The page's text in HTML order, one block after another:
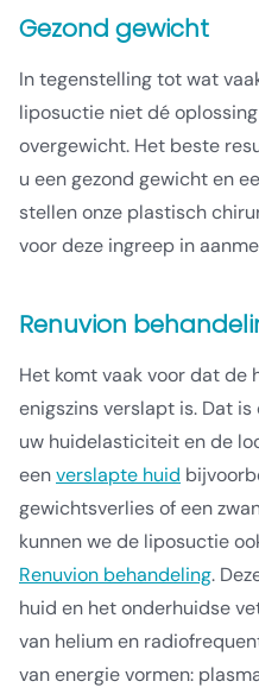
Gezond gewicht
In tegenstelling tot wat
liposuctie niet dé
overgewicht. Het beste
u een gezond gewicht en
stellen onze plastisch
voor deze ingreep in
Renuvion
Het komt vaak voor dat de
enigszins verslapt is. Dat
uw huidelasticiteit en de
eenverslapte huid
gewichtsverlies of een
kunnen we de liposuctie
Renuvion behandeling.
huid en het onderhuidse
van helium en
van energie vormen: